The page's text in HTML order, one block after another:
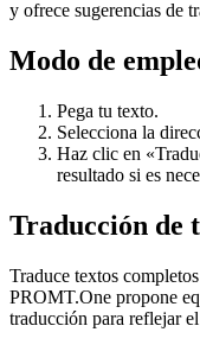
y ofrece sugerencias de
Modo de
Pega tu texto.
Selecciona la
Haz clic en
resultado si es
Traducción de
Traduce textos
PROMT.One propone
traducción para reflejar